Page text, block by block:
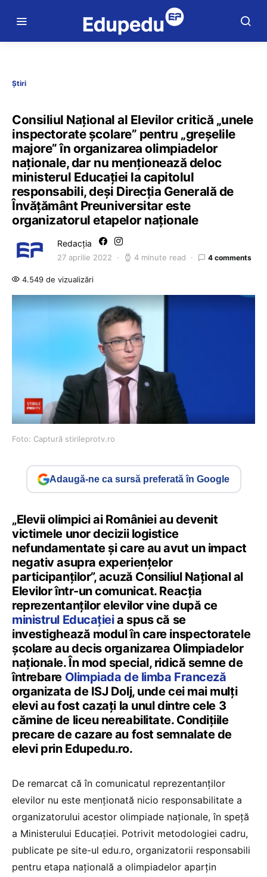
Știri
Consiliul Național al Elevilor critică „unele
inspectorate școlare” pentru „greșelile
majore” în organizarea olimpiadelor
naționale, dar nu menționează deloc
ministerul Educației la capitolul
responsabili, deși Direcția Generală de
Învățământ Preuniversitar este
organizatorul etapelor naționale
Redacția
27 aprilie 2022 4 minute read 4 comments
4.549 de vizualizări
Foto: Captură stirileprotv.ro
Adaugă-ne ca sursă preferată în Google
„Elevii olimpici ai României au devenit
victimele unor decizii logistice
nefundamentate și care au avut un impact
negativ asupra experiențelor
participanților”, acuză Consiliul Național al
Elevilor într-un comunicat. Reacția
reprezentanților elevilor vine după ce
ministrul Educațieia spus că se
investighează modul în care inspectoratele
școlare au decis organizarea Olimpiadelor
naționale. În mod special, ridică semne de
întrebare Olimpiada de limba Franceză
organizata de ISJ Dolj, unde cei mai mulți
elevi au fost cazați la unul dintre cele 3
cămine de liceu nereabilitate. Condițiile
precare de cazare au fost semnalate de
elevi prin Edupedu.ro.
De remarcat că în comunicatul reprezentanților
elevilor nu este menționată nicio responsabilitate a
organizatorului acestor olimpiade naționale, în speță
a Ministerului Educației. Potrivit metodologiei cadru,
publicate pe site-ul edu.ro, organizatorii responsabili
pentru etapa națională a olimpiadelor aparțin